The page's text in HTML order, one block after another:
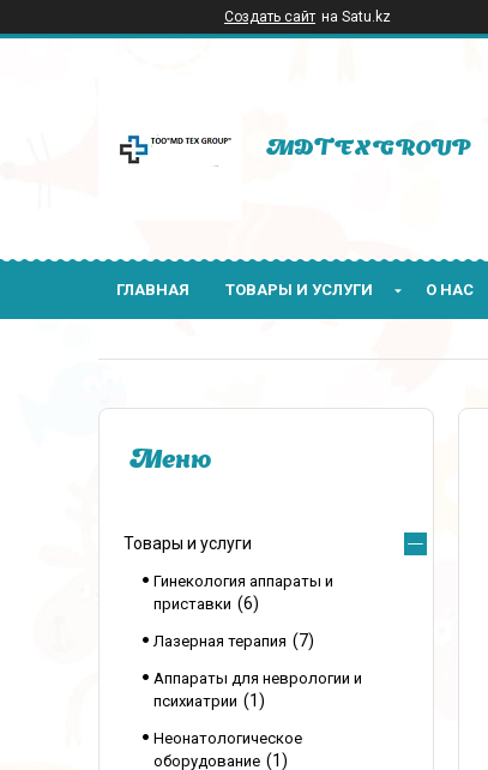
Создать сайт на Satu.kz
MDTEXGROUP
ГЛАВНАЯ ТОВАРЫ И УСЛУГИ О НАС
Товары и услуги
Гинекология аппараты и
приставки
6
Лазерная терапия 7
Аппараты для неврологии и
психиатрии
1
Неонатологическое
оборудование
1